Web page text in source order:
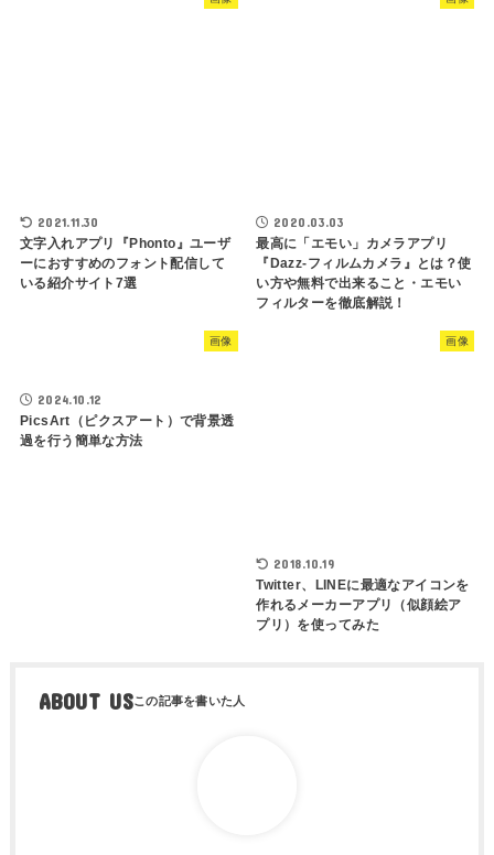
2021.11.30
文字入れアプリ『Phonto』ユーザ
ーにおすすめのフォント配信して
いる紹介サイト7選
2020.03.03
最高に「エモい」カメラアプリ
『Dazz-フィルムカメラ』とは？使
い方や無料で出来ること・エモい
フィルターを徹底解説！
画像
2024.10.12
PicsArt（ピクスアート）で背景透
過を行う簡単な方法
画像
2018.10.19
Twitter、LINEに最適なアイコンを
作れるメーカーアプリ（似顔絵ア
プリ）を使ってみた
ABOUT US